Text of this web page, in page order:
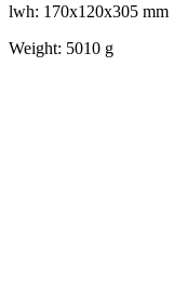
lwh: 170x120x305 mm
Weight: 5010 g